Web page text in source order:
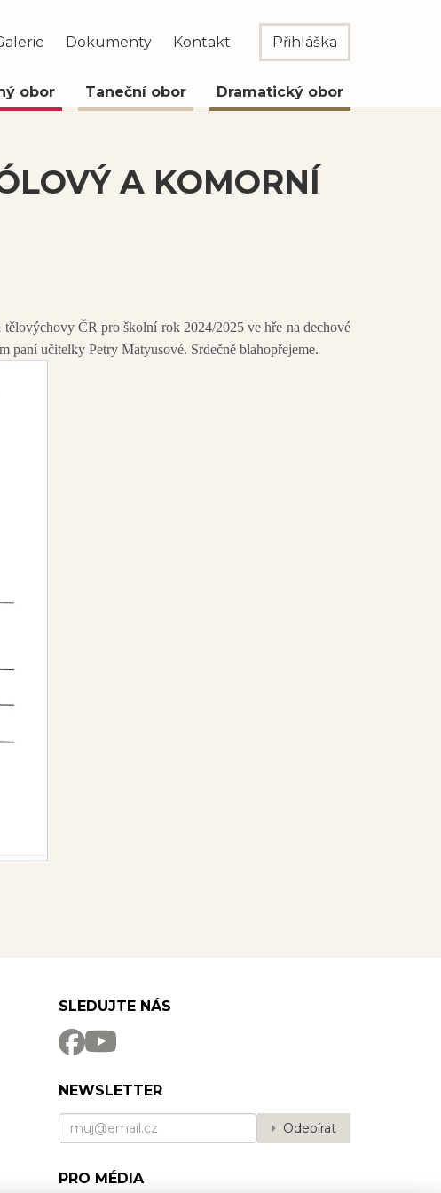
Dokumenty Kontakt Přihláška
obor Taneční obor Dramatický obor
A KOMORNÍ
ČR pro školní rok 2024/2025 ve hře na dechové
paní učitelky Petry Matyusové. Srdečně blahopřejeme.
SLEDUJTE NÁS
NEWSLETTER
Odebírat
PRO MÉDIA